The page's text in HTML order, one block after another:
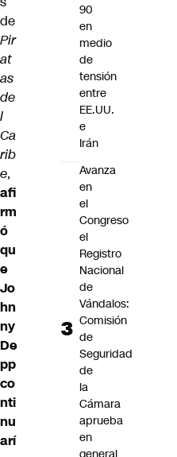
de
Pir
at
as
de
l
Ca
rib
e,
afi
rm
ó
qu
e
Jo
hn
ny
De
pp
co
nti
nu
arí
90
en
medio
de
tensión
entre
EE.UU.
e
Irán
Avanza
en
el
Congreso
el
Registro
Nacional
de
Vándalos:
Comisión
de
Seguridad
de
la
Cámara
aprueba
en
general